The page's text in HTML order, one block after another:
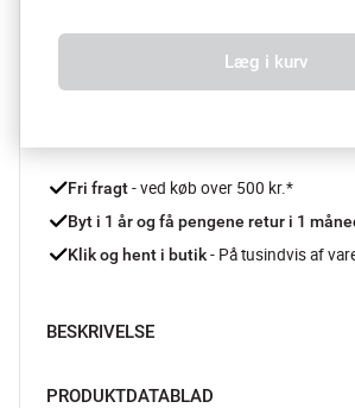
Læg i kurv
Fri fragt - ved køb over 500 kr.*
Byt i 1 år og få pengene retur i 1
Klik og hent i butik - På tusindvis af
BESKRIVELSE
kartoffelpresseren fra Gefu. Den praktiske
PRODUKTDATABLAD